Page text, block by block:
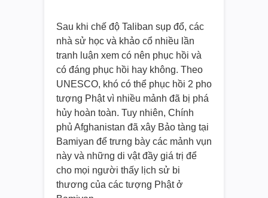
Sau khi chế độ Taliban sụp đổ, các
nhà sử học và khảo cổ nhiều lần
tranh luận xem có nên phục hồi và
có đáng phục hồi hay không. Theo
UNESCO, khó có thể phục hồi 2 pho
tượng Phật vì nhiều mảnh đã bị phá
hủy hoàn toàn. Tuy nhiên, Chính
phủ Afghanistan đã xây Bảo tàng tại
Bamiyan để trưng bày các mảnh vụn
này và những di vật đầy giá trị để
cho mọi người thấy lịch sử bi
thương của các tượng Phật ở